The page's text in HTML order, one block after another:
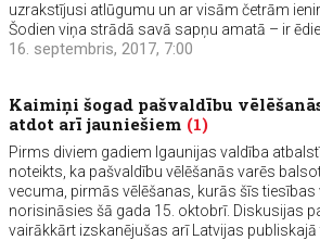
uzrakstījusi atlūgumu un ar visām četrām
Šodien viņa strādā savā sapņu amatā – ir
16. septembris, 2017, 7:00
Kaimiņi šogad pašvaldību
atdot arī jauniešiem (1)
Pirms diviem gadiem Igaunijas valdība
noteikts, ka pašvaldību vēlēšanās varēs
vecuma, pirmās vēlēšanas, kurās šīs tiesības
norisināsies šā gada 15. oktobrī. Diskusijas
vairākkārt izskanējušas arī Latvijas publiskajā